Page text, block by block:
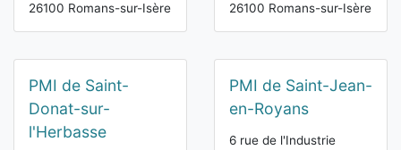
26100 Romans-sur-Isère
26100 Romans-sur-Isère
PMI de Saint-
Donat-sur-
l'Herbasse
PMI de Saint-Jean-
en-Royans
6 rue de l'Industrie